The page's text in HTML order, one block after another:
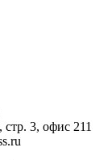
стр. 3, офис 211